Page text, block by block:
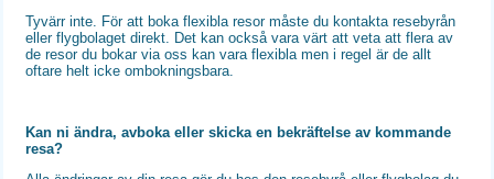
Tyvärr inte. För att boka flexibla resor måste du kontakta resebyrån
eller flygbolaget direkt. Det kan också vara värt att veta att flera av
de resor du bokar via oss kan vara flexibla men i regel är de allt
oftare helt icke ombokningsbara.
Kan ni ändra, avboka eller skicka en bekräftelse av kommande
resa?